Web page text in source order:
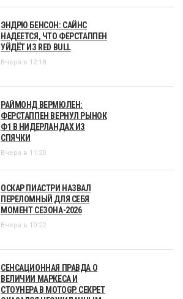
ЭНДРЮ БЕНСОН: САЙНС
НАДЕЕТСЯ, ЧТО ФЕРСТАППЕН
УЙДЁТ ИЗ RED BULL
Вчера в 12:18
РАЙМОНД ВЕРМЮЛЕН:
ФЕРСТАППЕН ВЕРНУЛ РЫНОК
Ф1 В НИДЕРЛАНДАХ ИЗ
СПЯЧКИ
Вчера в 11:20
ОСКАР ПИАСТРИ НАЗВАЛ
ПЕРЕЛОМНЫЙ ДЛЯ СЕБЯ
МОМЕНТ СЕЗОНА-2026
Вчера в 10:22
СЕНСАЦИОННАЯ ПРАВДА О
ВЕЛИЧИИ МАРКЕСА И
СТОУНЕРА В MOTOGP. СЕКРЕТ